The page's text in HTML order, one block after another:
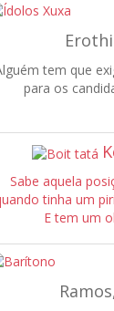
tem que
para os
Sabe aquela
tinha um
E tem um